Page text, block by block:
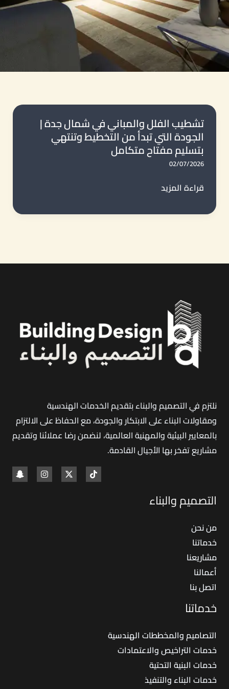
تشطيب الفلل والمباني في شمال جدة |
الجودة التي تبدأ من التخطيط وتنتهي
بتسليم مفتاح متكامل
02/07/2026
تشطيب
والمباني
جدة
التي
تبدأ
من
التخطيط
وتنتهي
متكامل
قراءة المزيد
نلتزم في التصميم والبناء بتقديم الخدمات الهندسية
ومقاولات البناء على الابتكار والجودة، مع الحفاظ على الالتزام
بالمعايير البيئية والمهنية العالمية، لنضمن رضا عملائنا وتقديم
مشاريع تفخر بها الأجيال القادمة.
التصميم والبناء
من نحن
خدماتنا
مشاريعنا
أعمالنا
اتصل بنا
خدماتنا
التصاميم والمخططات الهندسية
خدمات التراخيص والاعتمادات
خدمات البنية التحتية
خدمات البناء والتنفيذ